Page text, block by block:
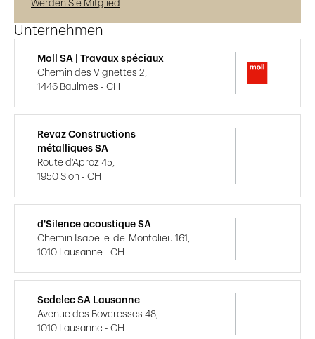
Werden Sie Mitglied
Unternehmen
Moll SA | Travaux spéciaux
Chemin des Vignettes 2,
1446 Baulmes - CH
Revaz Constructions
métalliques SA
Route d'Aproz 45,
1950 Sion - CH
d'Silence acoustique SA
Chemin Isabelle-de-Montolieu 161,
1010 Lausanne - CH
Sedelec SA Lausanne
Avenue des Boveresses 48,
1010 Lausanne - CH